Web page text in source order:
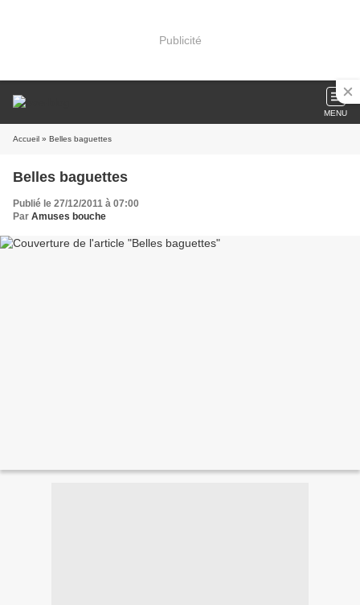
Publicité
MENU
Accueil » Belles baguettes
Belles baguettes
Publié le 27/12/2011 à 07:00
Par Amuses bouche